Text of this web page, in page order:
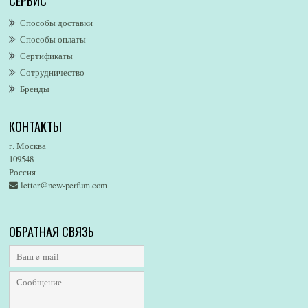
Alsayad
Altaia
Alvarez Gomez
Alviero Martini
Alyson Oldoini
American Eagle
Amore Segreto
Amorino
Amouage
Amzan
Andre D`Archer
Andrea Maack
Способы доставки
Способы оплаты
Сертификаты
Сотрудничество
Бренды
КОНТАКТЫ
г. Москва
109548
Россия
letter@new-perfum.com
ОБРАТНАЯ СВЯЗЬ